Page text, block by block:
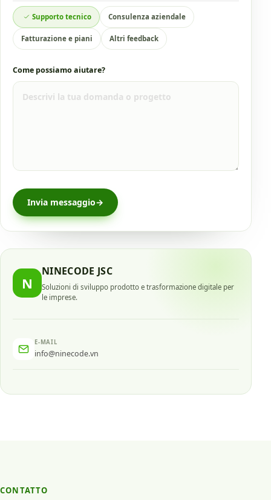
Supporto tecnico Consulenza aziendale
Fatturazione e piani Altri feedback
Come possiamo aiutare?
Invia messaggio→
N
NINECODE JSC
Soluzioni di sviluppo prodotto e trasformazione digitale per
le imprese.
E-MAIL
info@ninecode.vn
CONTATTO